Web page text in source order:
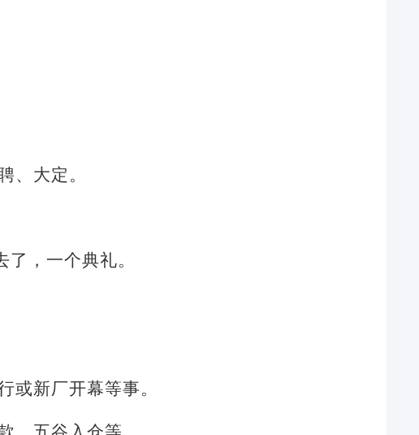
、大定。
，一个典礼。
或新厂开幕等事。